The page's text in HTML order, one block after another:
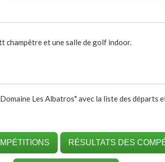
champêtre et une salle de golf indoor.
Les Albatros" avec la liste des départs
RÉSULTATS DES